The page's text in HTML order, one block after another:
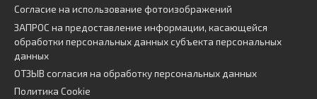
Согласие на использование фотоизображений
ЗАПРОС на предоставление информации, касающейся
обработки персональных данных субъекта персональных
данных
ОТЗЫВ согласия на обработку персональных данных
Политика Cookie